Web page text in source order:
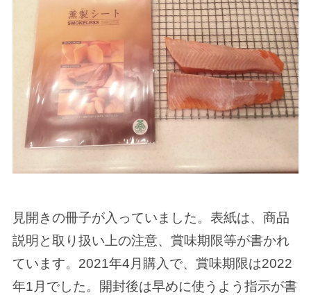
見開きの冊子が入っていました。表紙は、商品
説明と取り扱い上の注意、賞味期限等が書かれ
ています。2021年4月購入で、賞味期限は2022
年1月でした。開封後は早めに使うよう指示が書